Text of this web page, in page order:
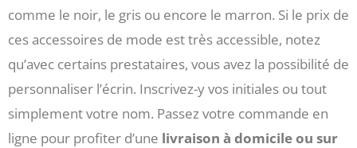
comme le noir, le gris ou encore le marron. Si le prix de
ces accessoires de mode est très accessible, notez
qu’avec certains prestataires, vous avez la possibilité de
personnaliser l’écrin. Inscrivez-y vos initiales ou tout
simplement votre nom. Passez votre commande en
ligne pour profiter d’une livraison à domicile ou sur